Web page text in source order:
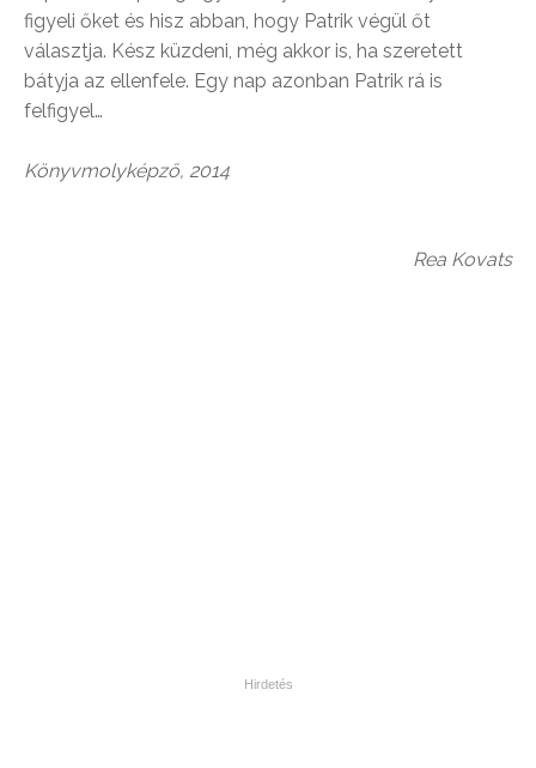
figyeli őket és hisz abban, hogy Patrik végül őt
választja. Kész küzdeni, még akkor is, ha szeretett
bátyja az ellenfele. Egy nap azonban Patrik rá is
felfigyel…
Könyvmolyképző, 2014
Rea Kovats